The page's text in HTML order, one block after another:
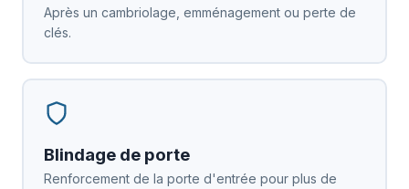
Après un cambriolage, emménagement ou perte de
clés.
Blindage de porte
Renforcement de la porte d'entrée pour plus de